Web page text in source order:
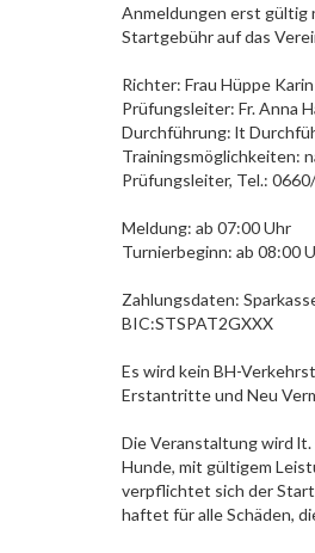
Anmeldungen erst gültig
Startgebühr auf das
Richter: Frau Hüppe Karin
Prüfungsleiter: Fr. Anna
Durchführung: lt
Trainingsmöglichkeiten:
Prüfungsleiter, Tel.:
Meldung: ab 07:00 Uhr
Turnierbeginn: ab 08:00
Zahlungsdaten:
BIC:STSPAT2GXXX
Es wird kein BH-
Erstantritte und Neu
Die Veranstaltung wird
Hunde, mit gültigem
verpflichtet sich der
haftet für alle Schäden,